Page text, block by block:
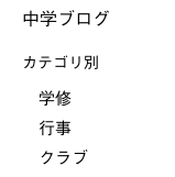
中学ブログ
カテゴリ別
学修
行事
クラブ